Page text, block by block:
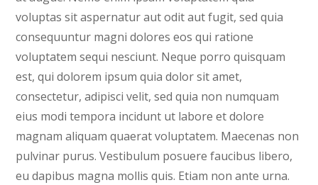
voluptas sit aspernatur aut odit aut fugit, sed quia
consequuntur magni dolores eos qui ratione
voluptatem sequi nesciunt. Neque porro quisquam
est, qui dolorem ipsum quia dolor sit amet,
consectetur, adipisci velit, sed quia non numquam
eius modi tempora incidunt ut labore et dolore
magnam aliquam quaerat voluptatem. Maecenas non
pulvinar purus. Vestibulum posuere faucibus libero,
eu dapibus magna mollis quis. Etiam non ante urna.